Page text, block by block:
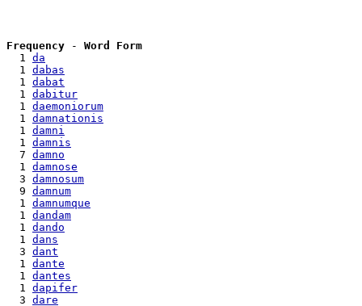
Frequency - Word Form
  1
da
  1
dabas
  1
dabat
  1
dabitur
  1
daemoniorum
  1
damnationis
  1
damni
  1
damnis
  7
damno
  1
damnose
  3
damnosum
  9
damnum
  1
damnumque
  1
dandam
  1
dando
  1
dans
  3
dant
  1
dante
  1
dantes
  1
dapifer
  3
dare